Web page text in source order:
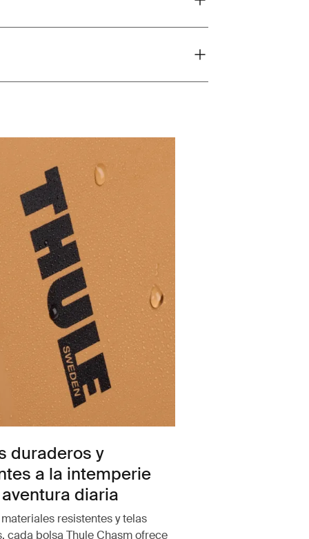
duraderos y
a la intemperie
diaria
resistentes y telas
cada bolsa Thule Chasm ofrece